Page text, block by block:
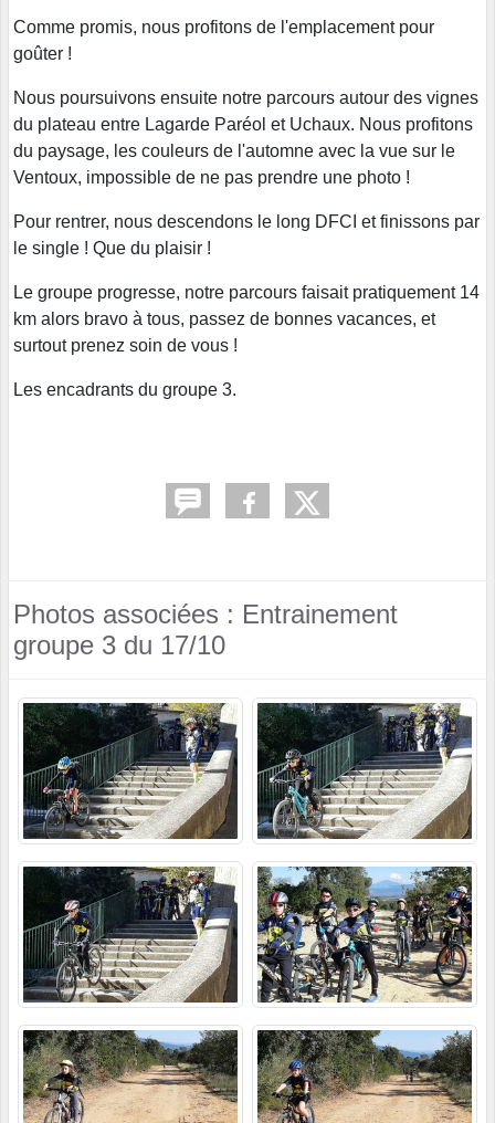
Comme promis, nous profitons de l'emplacement pour
goûter !
Nous poursuivons ensuite notre parcours autour des vignes
du plateau entre Lagarde Paréol et Uchaux. Nous profitons
du paysage, les couleurs de l'automne avec la vue sur le
Ventoux, impossible de ne pas prendre une photo !
Pour rentrer, nous descendons le long DFCI et finissons par
le single ! Que du plaisir !
Le groupe progresse, notre parcours faisait pratiquement 14
km alors bravo à tous, passez de bonnes vacances, et
surtout prenez soin de vous !
Les encadrants du groupe 3.
Photos associées : Entrainement
groupe 3 du 17/10